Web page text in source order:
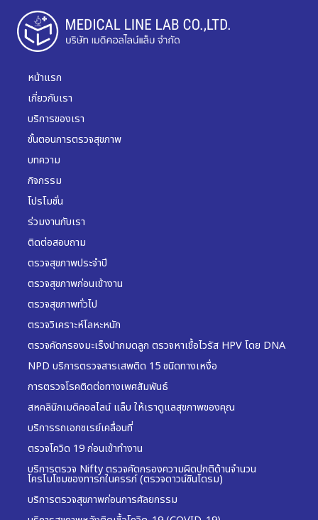
หน้าแรก
เกี่ยวกับเรา
บริการของเรา
ขั้นตอนการตรวจสุขภาพ
บทความ
กิจกรรม
โปรโมชั่น
ร่วมงานกับเรา
ติดต่อสอบถาม
ตรวจสุขภาพประจำปี
ตรวจสุขภาพก่อนเข้างาน
ตรวจสุขภาพทั่วไป
ตรวจวิเคราะห์โลหะหนัก
ตรวจคัดกรองมะเร็งปากมดลูก ตรวจหาเชื้อไวรัส HPV โดย DNA
NPD บริการตรวจสารเสพติด 15 ชนิดทางเหงื่อ
การตรวจโรคติดต่อทางเพศสัมพันธ์
สหคลินิกเมดิคอลไลน์ แล็บ ให้เราดูแลสุขภาพของคุณ
บริการรถเอกซเรย์เคลื่อนที่
ตรวจโควิด 19 ก่อนเข้าทำงาน
บริการตรวจ Nifty ตรวจคัดกรองความผิดปกติด้านจำนวน
โครโมโซมของทารกในครรภ์ (ตรวจดาวน์ซินโดรม)
บริการตรวจสุขภาพก่อนการศัลยกรรม